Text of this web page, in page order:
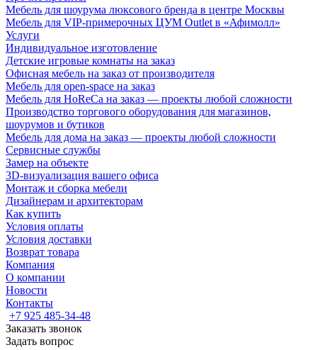
Мебель для шоурума люксового бренда в центре Москвы
Мебель для VIP-примерочных ЦУМ Outlet в «Афимолл»
Услуги
Индивидуальное изготовление
Детские игровые комнаты на заказ
Офисная мебель на заказ от производителя
Мебель для open-space на заказ
Мебель для HoReCa на заказ — проекты любой сложности
Производство торгового оборудования для магазинов,
шоурумов и бутиков
Мебель для дома на заказ — проекты любой сложности
Сервисные службы
Замер на объекте
3D-визуализация вашего офиса
Монтаж и сборка мебели
Дизайнерам и архитекторам
Как купить
Условия оплаты
Условия доставки
Возврат товара
Компания
О компании
Новости
Контакты
+7 925 485-34-48
Заказать звонок
Задать вопрос